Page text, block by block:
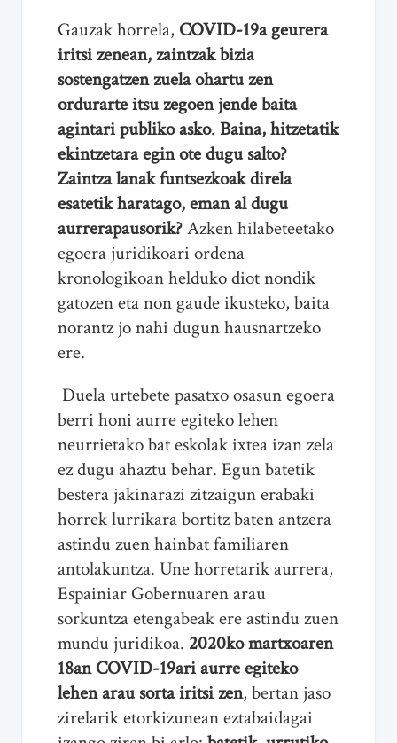
Gauzak horrela, COVID-19a geurera
iritsi zenean,zaintzak bizia
sostengatzen zuela ohartu zen
ordurarte itsu zegoen jende baita
agintari publiko asko. Baina, hitzetatik
ekintzetara egin ote dugu salto?
Zaintza lanak funtsezkoak direla
esatetik haratago, eman al dugu
aurrerapausorik?Azken hilabeteetako
egoera juridikoari ordena
kronologikoan helduko diot nondik
gatozen eta non gaude ikusteko, baita
norantz jo nahi dugun hausnartzeko
ere.
Duela urtebete pasatxo osasun egoera
berri honi aurre egiteko lehen
neurrietako bat eskolak ixtea izan zela
ez dugu ahaztu behar. Egun batetik
bestera jakinarazi zitzaigun erabaki
horrek lurrikara bortitz baten antzera
astindu zuen hainbat familiaren
antolakuntza. Une horretarik aurrera,
Espainiar Gobernuaren arau
sorkuntza etengabeak ere astindu zuen
mundu juridikoa. 2020ko martxoaren
18an COVID-19ari aurre egiteko
lehen arau sorta iritsi zen, bertan jaso
zirelarik etorkizunean eztabaidagai